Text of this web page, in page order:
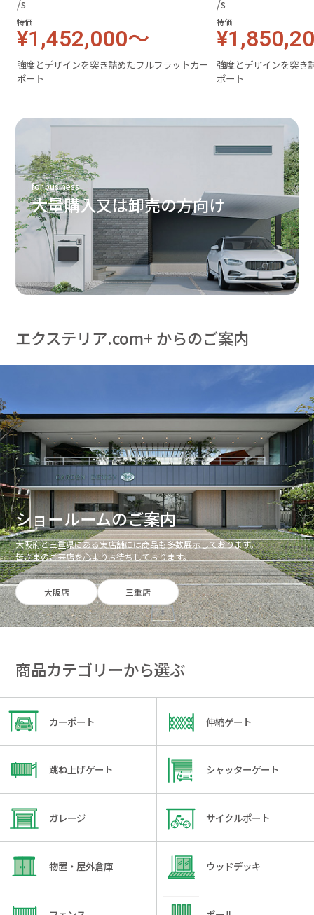
特価
¥1,452,000～
強度とデザインを突き詰めたフルフラットカー
ポート
特価
強度とデザインを突き
ポート
for business
大量購入又は卸売の方向け
エクステリア.com+ からのご案内
ショールームのご案内
大阪府と三重県にある実店舗には商品も多数展示しております。
皆さまのご来店を心よりお待ちしております。
大阪店 三重店
商品カテゴリーから選ぶ
カーポート 伸縮ゲート
跳ね上げゲート シャッターゲート
ガレージ サイクルポート
物置・屋外倉庫 ウッドデッキ